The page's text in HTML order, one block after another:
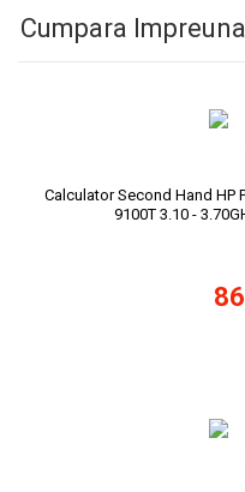
Cumpara Impreuna
Calculator Second Hand HP
9100T 3.10 -